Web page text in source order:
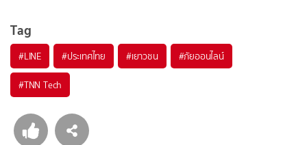
Tag
#LINE #ประเทศไทย #เยาวชน #ภัยออนไลน์
#TNN Tech